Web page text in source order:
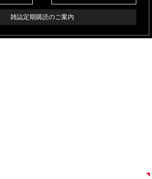
雑誌定期購読のご案内